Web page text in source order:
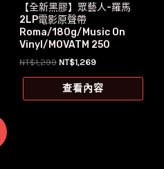
【全新黑膠】眾藝人-羅馬
2LP電影原聲帶
Roma/180g/Music On
Vinyl/MOVATM 250
NT$1,299 原
價
格：
NT$1,269目
價
格：
查看內容